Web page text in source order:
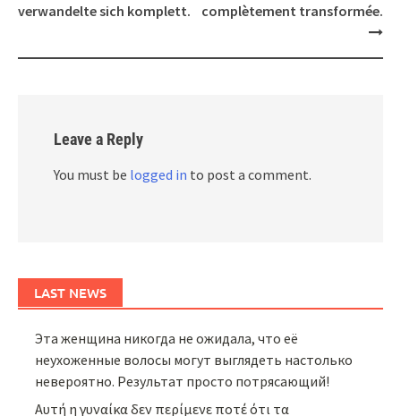
verwandelte sich komplett.
complètement transformée.
Leave a Reply
You must be logged in to post a comment.
LAST NEWS
Эта женщина никогда не ожидала, что её
неухоженные волосы могут выглядеть настолько
невероятно. Результат просто потрясающий!
Αυτή η γυναίκα δεν περίμενε ποτέ ότι τα